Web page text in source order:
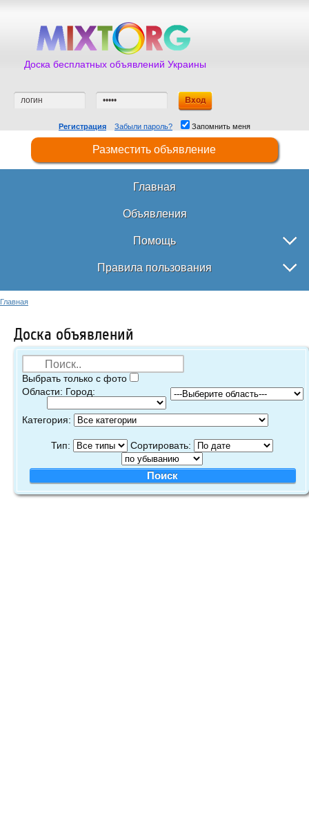
Доска бесплатных объявлений Украины
Регистрация Забыли пароль? Запомнить меня
Разместить объявление
Главная
Объявления
Помощь
Правила пользования
Главная
Доска объявлений
Выбрать только с фото
Области: Город:
Категория:
Тип: Сортировать: